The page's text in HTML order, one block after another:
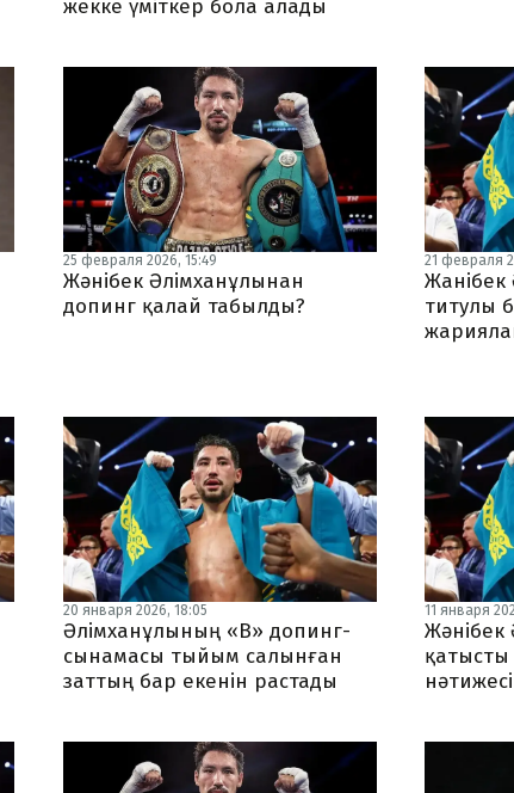
жекке үміткер бола алады
25 февраля 2026, 15:49
Жәнібек Әлімханұлынан
допинг қалай табылды?
21 февраля
титулы
20 января 2026, 18:05
Әлімханұлының «В» допинг-
сынамасы тыйым салынған
заттың бар екенін растады
11 января
Жәнібек